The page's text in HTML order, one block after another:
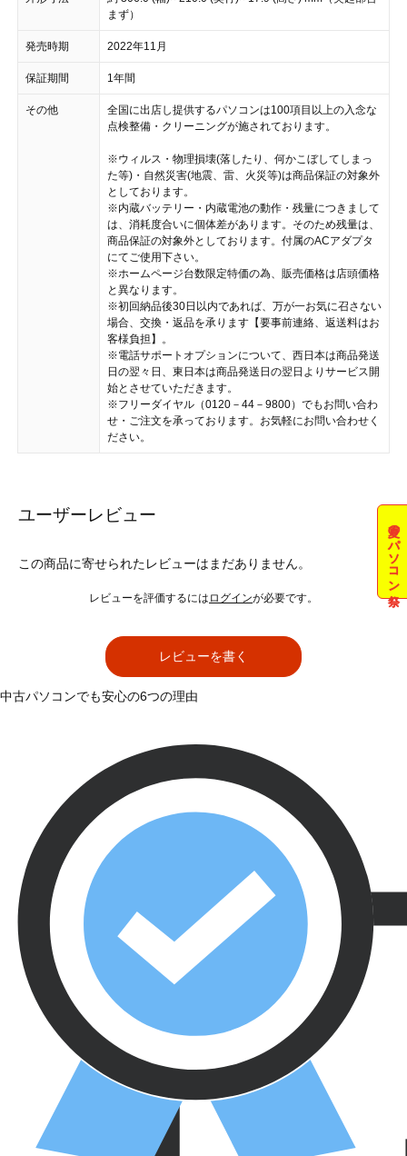
まず）
発売時期 2022年11月
保証期間 1年間
その他
全国に出店し提供するパソコンは100項目以上の入念な
点検整備・クリーニングが施されております。
※ウィルス・物理損壊(落したり、何かこぼしてしまっ
た等)・自然災害(地震、雷、火災等)は商品保証の対象外
としております。
※内蔵バッテリー・内蔵電池の動作・残量につきまして
は、消耗度合いに個体差があります。そのため残量は、
商品保証の対象外としております。付属のACアダプタ
にてご使用下さい。
※ホームページ台数限定特価の為、販売価格は店頭価格
と異なります。
※初回納品後30日以内であれば、万が一お気に召さない
場合、交換・返品を承ります【要事前連絡、返送料はお
客様負担】。
※電話サポートオプションについて、西日本は商品発送
日の翌々日、東日本は商品発送日の翌日よりサービス開
始とさせていただきます。
※フリーダイヤル（0120－44－9800）でもお問い合わ
せ・ご注文を承っております。お気軽にお問い合わせく
ださい。
ユーザーレビュー
この商品に寄せられたレビューはまだありません。
レビューを評価するには ログインが必要です。
レビューを書く
夏のパソコン祭
中古パソコンでも安心の6つの理由